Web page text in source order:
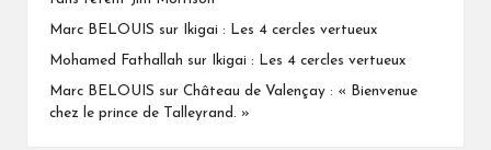
Marc BELOUIS sur Ikigai : Les 4 cercles vertueux
Mohamed Fathallah sur Ikigai : Les 4 cercles vertueux
Marc BELOUIS sur Château de Valençay : « Bienvenue
chez le prince de Talleyrand. »